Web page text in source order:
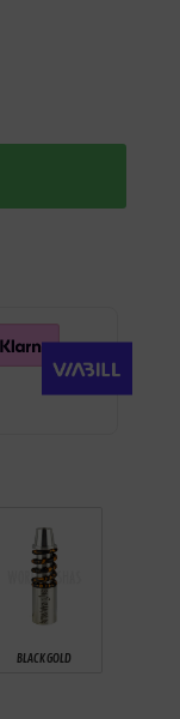
BLACK GOLD